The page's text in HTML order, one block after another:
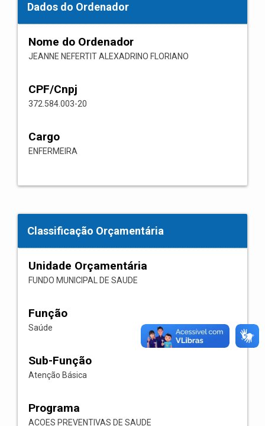
Dados do Ordenador
Nome do Ordenador
JEANNE NEFERTIT ALEXADRINO FLORIANO
CPF/Cnpj
372.584.003-20
Cargo
ENFERMEIRA
Classificação Orçamentária
Unidade Orçamentária
FUNDO MUNICIPAL DE SAUDE
Função
Saúde
Sub-Função
Atenção Básica
Programa
ACOES PREVENTIVAS DE SAUDE